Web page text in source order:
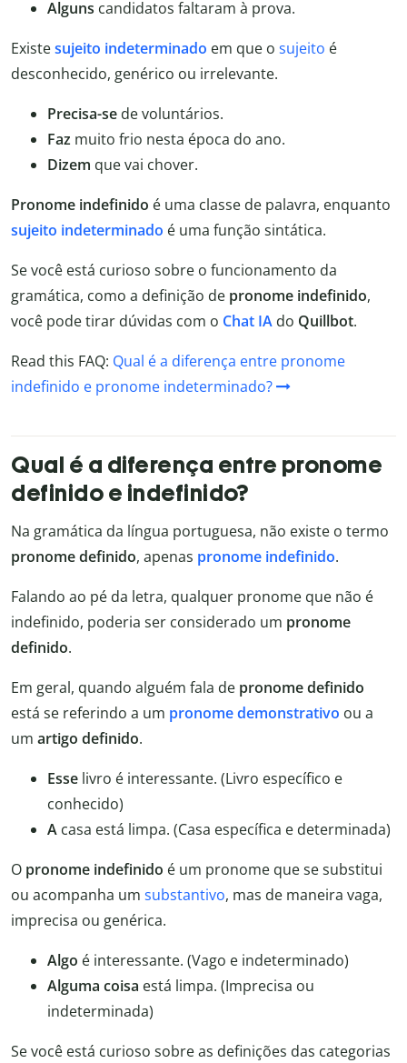
Alguns candidatos faltaram à prova.
Existesujeito indeterminado em que o sujeito é
desconhecido, genérico ou irrelevante.
Precisa-se de voluntários.
Faz muito frio nesta época do ano.
Dizem que vai chover.
Pronome indefinido é uma classe de palavra, enquanto
sujeito indeterminado é uma função sintática.
Se você está curioso sobre o funcionamento da
gramática, como a definição de pronome indefinido,
você pode tirar dúvidas com o Chat IA do Quillbot.
Read this FAQ: Qual é a diferença entre pronome
indefinido e pronome indeterminado?
Qual é a diferença entre pronome
definido e indefinido?
Na gramática da língua portuguesa, não existe o termo
pronome definido, apenas pronome indefinido.
Falando ao pé da letra, qualquer pronome que não é
indefinido, poderia ser considerado um pronome
definido.
Em geral, quando alguém fala de pronome definido
está se referindo a um pronome demonstrativo ou a
um artigo definido.
Esse livro é interessante. (Livro específico e
conhecido)
A casa está limpa. (Casa específica e determinada)
O pronome indefinido é um pronome que se substitui
ou acompanha um substantivo, mas de maneira vaga,
imprecisa ou genérica.
Algo é interessante. (Vago e indeterminado)
Alguma coisa está limpa. (Imprecisa ou
indeterminada)
Se você está curioso sobre as definições das categorias